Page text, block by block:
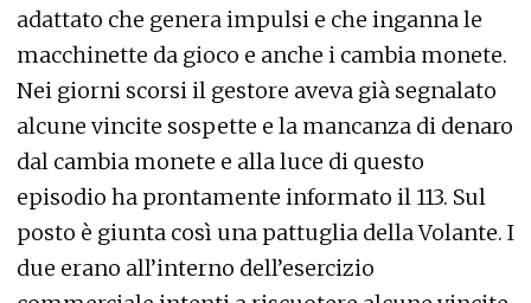
adattato che genera impulsi e che inganna le
macchinette da gioco e anche i cambia monete.
Nei giorni scorsi il gestore aveva già segnalato
alcune vincite sospette e la mancanza di denaro
dal cambia monete e alla luce di questo
episodio ha prontamente informato il 113. Sul
posto è giunta così una pattuglia della Volante. I
due erano all’interno dell’esercizio